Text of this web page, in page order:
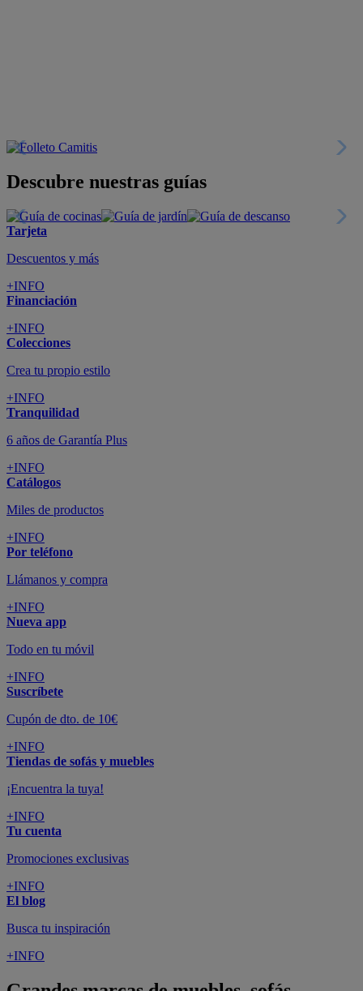
Descubre nuestras guías
Tarjeta
Descuentos y más
+INFO
Financiación
+INFO
Colecciones
Crea tu propio estilo
+INFO
Tranquilidad
6 años de Garantía Plus
+INFO
Catálogos
Miles de productos
+INFO
Por teléfono
Llámanos y compra
+INFO
Nueva app
Todo en tu móvil
+INFO
Suscríbete
Cupón de dto. de 10€
+INFO
Tiendas de sofás y muebles
¡Encuentra la tuya!
+INFO
Tu cuenta
Promociones exclusivas
+INFO
El blog
Busca tu inspiración
+INFO